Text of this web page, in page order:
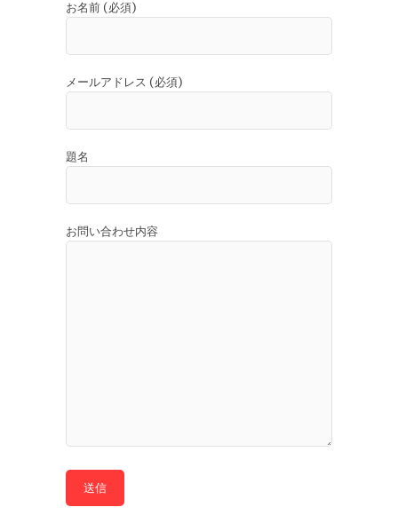
お名前 (必須)
メールアドレス (必須)
題名
お問い合わせ内容